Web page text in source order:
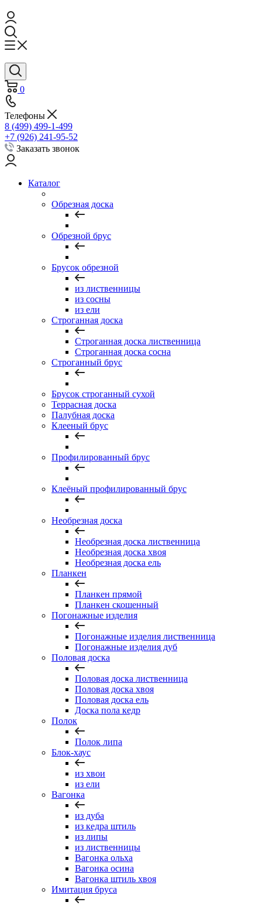
0
Телефоны
8 (499) 499-1-499
+7 (926) 241-95-52
Заказать звонок
Каталог
Обрезная доска
Обрезной брус
Брусок обрезной
из лиственницы
из сосны
из ели
Строганная доска
Строганная доска лиственница
Строганная доска сосна
Строганный брус
Брусок строганный сухой
Террасная доска
Палубная доска
Клееный брус
Профилированный брус
Клеёный профилированный брус
Необрезная доска
Необрезная доска лиственница
Необрезная доска хвоя
Необрезная доска ель
Планкен
Планкен прямой
Планкен скошенный
Погонажные изделия
Погонажные изделия лиственница
Погонажные изделия дуб
Половая доска
Половая доска лиственница
Половая доска хвоя
Половая доска ель
Доска пола кедр
Полок
Полок липа
Блок-хаус
из хвои
из ели
Вагонка
из дуба
из кедра штиль
из липы
из лиственницы
Вагонка ольха
Вагонка осина
Вагонка штиль хвоя
Имитация бруса